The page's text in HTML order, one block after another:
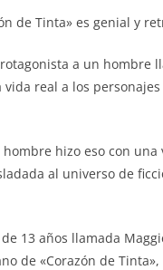
de Tinta» es genial y
a un
real a los
hizo eso con
al universo de
13 años llamada
de «Corazón de